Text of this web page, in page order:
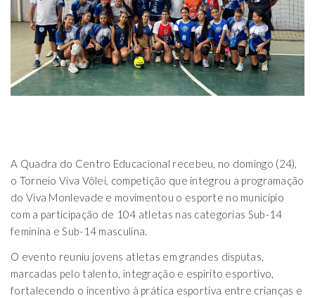
A Quadra do Centro Educacional recebeu, no domingo (24),
o Torneio Viva Vôlei, competição que integrou a programação
do Viva Monlevade e movimentou o esporte no município
com a participação de 104 atletas nas categorias Sub-14
feminina e Sub-14 masculina.
O evento reuniu jovens atletas em grandes disputas,
marcadas pelo talento, integração e espírito esportivo,
fortalecendo o incentivo à prática esportiva entre crianças e